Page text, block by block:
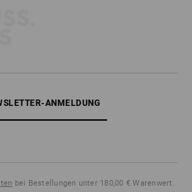
ANMELDUNG
bei Bestellungen unter 180,00 € Warenwert.